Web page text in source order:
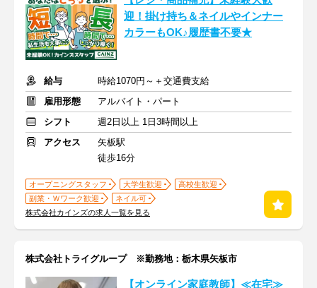
迎！掛け持ち＆ネイルやインナー
カラーもOK♪履歴書不要★
給与
時給1070円～＋交通費支給
雇用形態
アルバイト・パート
シフト
週2日以上 1日3時間以上
アクセス
矢板駅
徒歩16分
オープニングスタッフ 大学生歓迎
高校生歓迎
副業・Ｗワーク歓迎
ネイル可
株式会社カインズの求人一覧を見る
株式会社トライグループ ※勤務地：栃木県矢板市
【オンライン家庭教師】≪在宅≫